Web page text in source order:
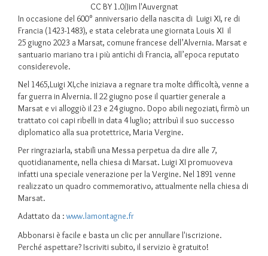
CC BY 1.0/Jim l'Auvergnat
In occasione del 600° anniversario della nascita di Luigi XI, re di
Francia (1423-1483), e stata celebrata une giornata Louis XI il
25 giugno 2023 a Marsat, comune francese dell’Alvernia. Marsat e
santuario mariano tra i più antichi di Francia, all’epoca reputato
considerevole.
Nel 1465,Luigi XI,che iniziava a regnare tra molte difficoltà, venne a
far guerra in Alvernia. Il 22 giugno pose il quartier generale a
Marsat e vi alloggiò il 23 e 24 giugno. Dopo abili negoziati, firmò un
trattato coi capi ribelli in data 4 luglio; attribuì il suo successo
diplomatico alla sua protettrice, Maria Vergine.
Per ringraziarla, stabilì una Messa perpetua da dire alle 7,
quotidianamente, nella chiesa di Marsat. Luigi XI promuoveva
infatti una speciale venerazione per la Vergine. Nel 1891 venne
realizzato un quadro commemorativo, attualmente nella chiesa di
Marsat.
Adattato da :www.lamontagne.fr
Abbonarsi è facile e basta un clic per annullare l'iscrizione.
Perché aspettare? Iscriviti subito, il servizio è gratuito!